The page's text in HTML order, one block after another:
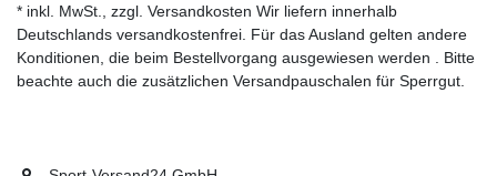
* inkl. MwSt., zzgl. Versandkosten Wir liefern innerhalb
Deutschlands versandkostenfrei. Für das Ausland gelten andere
Konditionen, die beim Bestellvorgang ausgewiesen werden . Bitte
beachte auch die zusätzlichen Versandpauschalen für Sperrgut.